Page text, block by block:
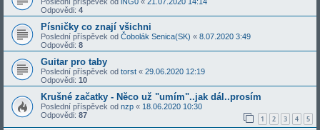
Odpovědi: 4
Písničky co znají všichni
Poslední příspěvek od Čobolák Senica(SK) « 8.07.2020 3:49
Odpovědi: 8
Guitar pro taby
Poslední příspěvek od torst « 29.06.2020 12:19
Odpovědi: 10
Krušné začatky - Něco už "umím"..jak dál..prosím
Poslední příspěvek od nzp « 18.06.2020 10:30
Odpovědi: 87 1 2 3 4 5